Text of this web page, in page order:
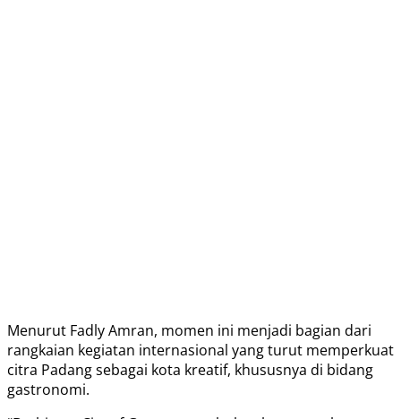
Menurut Fadly Amran, momen ini menjadi bagian dari
rangkaian kegiatan internasional yang turut memperkuat
citra Padang sebagai kota kreatif, khususnya di bidang
gastronomi.